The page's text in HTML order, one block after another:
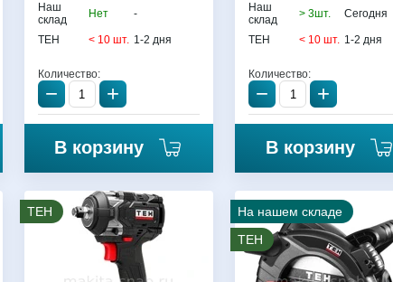
Наш
склад
Нет -
TEH < 10 шт. 1-2 дня
Количество:
− +
В корзину
Наш
склад
> 3шт. Сегодня
TEH < 10 шт. 1-2 дня
Количество:
− +
В корзину
TEH
На нашем складе
TEH